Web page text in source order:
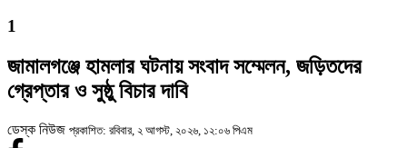
1
জামালগঞ্জে হামলার ঘটনায় সংবাদ সম্মেলন, জড়িতদের
গ্রেপ্তার ও সুষ্ঠু বিচার দাবি
ডেস্ক নিউজ প্রকাশিত: রবিবার, ২ আগস্ট, ২০২৬, ১২:০৬ পিএম